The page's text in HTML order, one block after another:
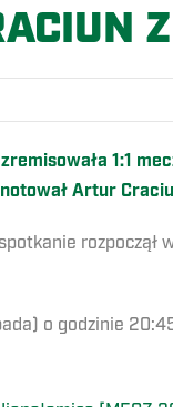
1:1
Artur
rozpoczął
o godzinie